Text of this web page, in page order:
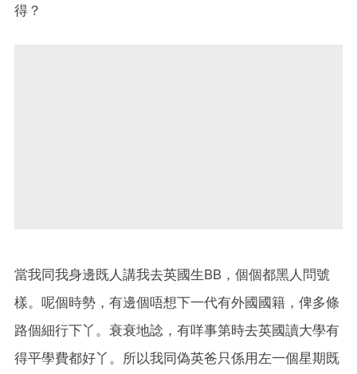
得？
當我同我身邊既人講我去英國生BB，個個都黑人問號
樣。 呢個時勢，有邊個唔想下一代有外國國籍，俾多條
路個細行下丫。 衰衰地諗，有咩事第時去英國讀大學有
得平學費都好丫。 所以我同偽英爸只係用左一個星期既